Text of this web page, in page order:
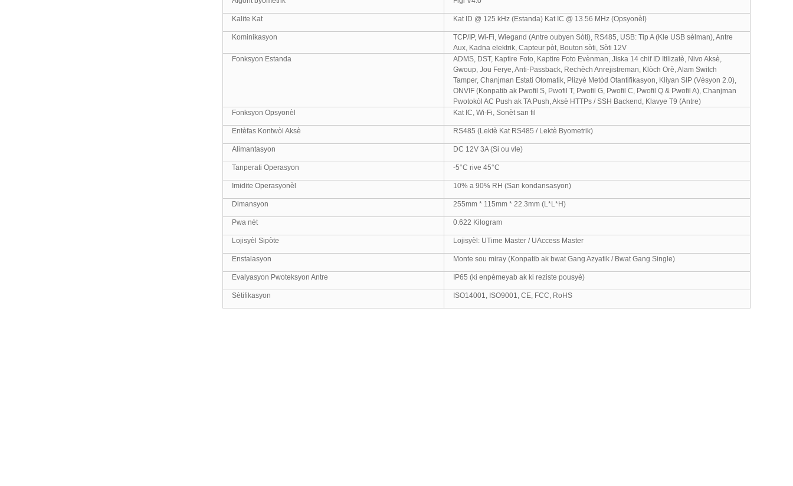
Kalite Kat Kat ID @ 125 kHz (Estanda) Kat IC @ 13.56 MHz (Opsyonèl)
Kominikasyon
TCP/IP, Wi-Fi, Wiegand (Antre oubyen Sòti), RS485, USB: Tip A (Kle USB sèlman), Antre
Aux, Kadna elektrik, Capteur pòt, Bouton sòti, Sòti 12V
Fonksyon Estanda
ADMS, DST, Kaptire Foto, Kaptire Foto Evènman, Jiska 14 chif ID Itilizatè, Nivo Aksè,
Gwoup, Jou Ferye, Anti-Passback, Rechèch Anrejistreman, Klòch Orè, Alam Switch
Tamper, Chanjman Estati Otomatik, Plizyè Metòd Otantifikasyon, Kliyan SIP (Vèsyon 2.0),
ONVIF (Konpatib ak Pwofil S, Pwofil T, Pwofil G, Pwofil C, Pwofil Q & Pwofil A), Chanjman
Pwotokòl AC Push ak TA Push, Aksè HTTPs / SSH Backend, Klavye T9 (Antre)
Fonksyon Opsyonèl
Kat IC, Wi-Fi, Sonèt san fil
Entèfas Kontwòl Aksè RS485 (Lektè Kat RS485 / Lektè Byometrik)
Alimantasyon DC 12V 3A (Si ou vle)
Tanperati Operasyon -5°C rive 45°C
Imidite Operasyonèl 10% a 90% RH (San kondansasyon)
Dimansyon 255mm * 115mm * 22.3mm (L*L*H)
Pwa nèt 0.622 Kilogram
Lojisyèl Sipòte Lojisyèl: UTime Master / UAccess Master
Enstalasyon Monte sou miray (Konpatib ak bwat Gang Azyatik / Bwat Gang Single)
Evalyasyon Pwoteksyon Antre IP65 (ki enpèmeyab ak ki reziste pousyè)
Sètifikasyon ISO14001, ISO9001, CE, FCC, RoHS